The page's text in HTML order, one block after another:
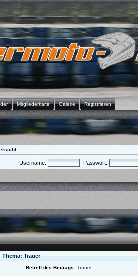
Mitgliederkarte Galerie Registrieren
Username: Passwort:
Thema: Trauer
Betreff des Beitrags: Trauer